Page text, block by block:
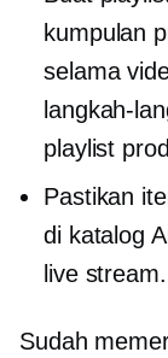
kumpulan
selama
langkah-
playlist
Pastikan
di katalog
live stream.
Sudah